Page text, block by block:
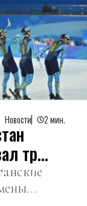
Новости 2 мин.
три
в
день